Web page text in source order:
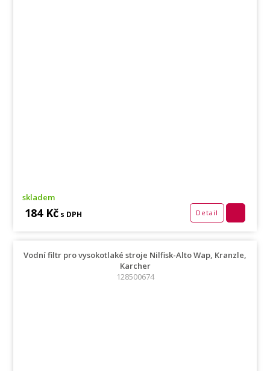
skladem
184 Kč s DPH Detail
Vodní filtr pro vysokotlaké stroje Nilfisk-Alto Wap, Kranzle,
Karcher
128500674